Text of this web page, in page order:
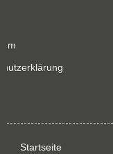
Startseite